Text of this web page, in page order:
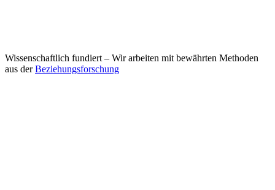
Wissenschaftlich fundiert – Wir arbeiten mit bewährten Methoden
aus derBeziehungsforschung